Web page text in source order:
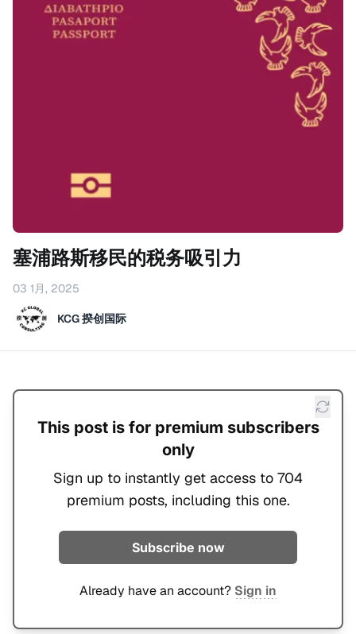
塞浦路斯移民的税务吸引力
03 1月, 2025
KCG 揆创国际
This post is for premium subscribers
only
Sign up to instantly get access to 704
premium posts, including this one.
Subscribe now
Already have an account? Sign in